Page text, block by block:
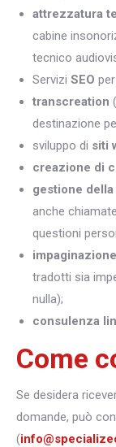
attrezzatura
cabine
tecnico
Servizi SEO
transcreation
destinazione
sviluppo di siti
creazione di
gestione
anche
questioni
tradotti sia
nulla);
consulenza
Come
Se desidera
domande, può
(